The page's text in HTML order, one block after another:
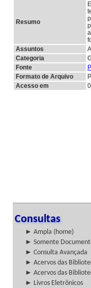
Resumo
Assuntos
Categoria
Fonte
Formato de Arquivo
Acesso em
Consultas
► Ampla (home)
► Somente
► Consulta Avançada
► Acervos das
► Acervos das
► Livros Eletrônicos